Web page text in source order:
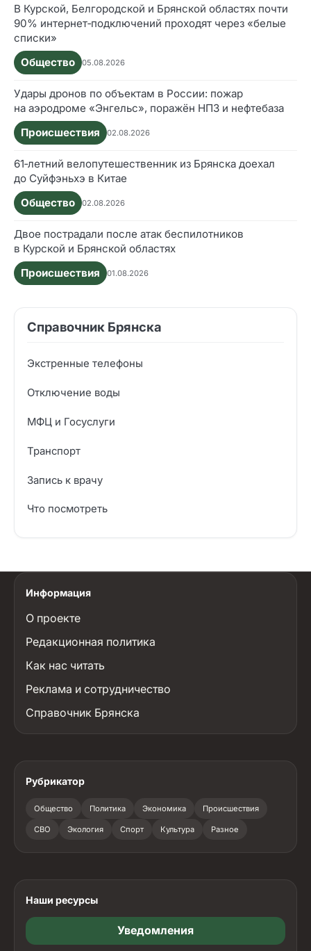
В Курской, Белгородской и Брянской областях почти
90% интернет‑подключений проходят через «белые
списки»
Общество
05.08.2026
Удары дронов по объектам в России: пожар
на аэродроме «Энгельс», поражён НПЗ и нефтебаза
Происшествия
02.08.2026
61‑летний велопутешественник из Брянска доехал
до Суйфэньхэ в Китае
Общество
02.08.2026
Двое пострадали после атак беспилотников
в Курской и Брянской областях
Происшествия
01.08.2026
Справочник Брянска
Экстренные телефоны
Отключение воды
МФЦ и Госуслуги
Транспорт
Запись к врачу
Что посмотреть
Информация
О проекте
Редакционная политика
Как нас читать
Реклама и сотрудничество
Справочник Брянска
Рубрикатор
Общество Политика Экономика Происшествия
СВО Экология Спорт Культура Разное
Наши ресурсы
Уведомления